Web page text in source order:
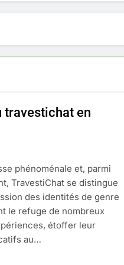
ses fonctionnalités
collégiens et lycéens
5 Mois Ago
travestichat en
phénoménale et, parmi
TravestiChat se distingue
des identités de genre
le refuge de nombreux
étoffer leur
au…